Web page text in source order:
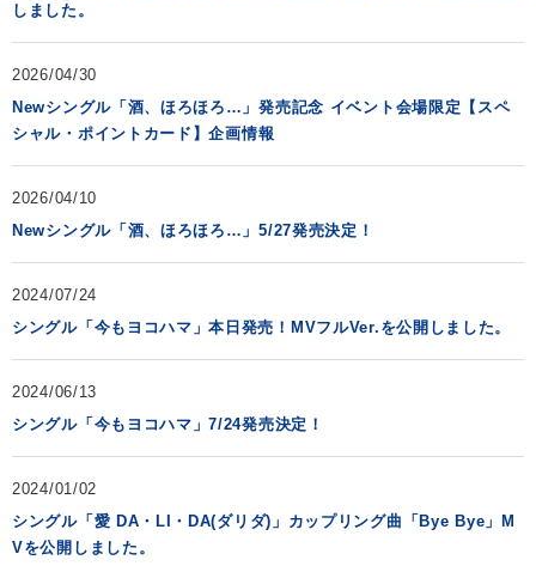
しました。
2026/04/30
Newシングル「酒、ほろほろ…」発売記念 イベント会場限定【スペ
シャル・ポイントカード】企画情報
2026/04/10
Newシングル「酒、ほろほろ…」5/27発売決定！
2024/07/24
シングル「今もヨコハマ」本日発売！MVフルVer.を公開しました。
2024/06/13
シングル「今もヨコハマ」7/24発売決定！
2024/01/02
シングル「愛 DA・LI・DA(ダリダ)」カップリング曲「Bye Bye」M
Vを公開しました。